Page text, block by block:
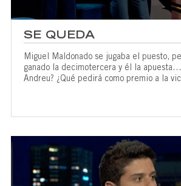
SE QUEDA
Miguel Maldonado se jugaba el puesto,
ganado la decimotercera y él la apuesta…
Andreu? ¿Qué pedirá como premio a la